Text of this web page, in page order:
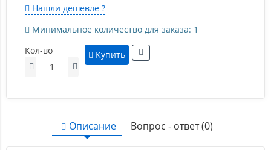
Нашли дешевле ?
Минимальное количество для заказа: 1
Кол-во
Купить
Описание Вопрос - ответ (0)